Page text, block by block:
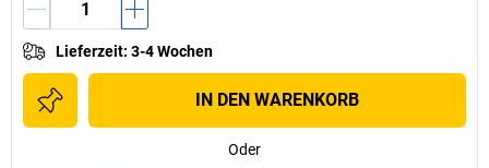
Lieferzeit: 3-4 Wochen
IN DEN WARENKORB
Oder